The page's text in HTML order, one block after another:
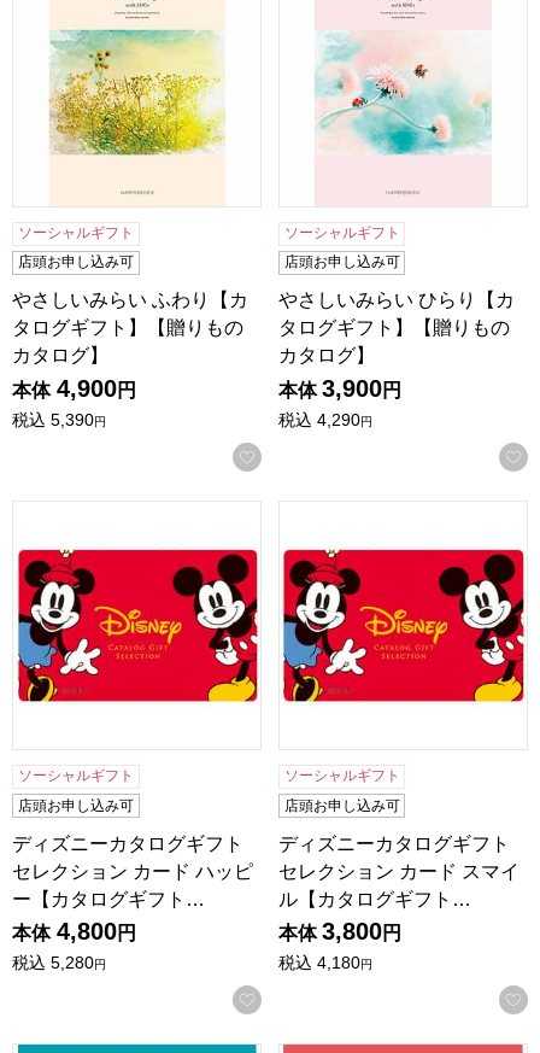
ソーシャルギフト
店頭お申し込み可
やさしいみらい ふわり【カ
タログギフト】【贈りもの
カタログ】
本体 4,900円
税込 5,390円
お気に入りに登録する
ソーシャルギフト
店頭お申し込み可
やさしいみらい ひらり【カ
タログギフト】【贈りもの
カタログ】
本体 3,900円
税込 4,290円
ソーシャルギフト
店頭お申し込み可
ディズニーカタログギフト
セレクション カード ハッピ
ー【カタログギフト…
本体 4,800円
税込 5,280円
お気に入りに登録する
ソーシャルギフト
店頭お申し込み可
ディズニーカタログギフト
セレクション カード スマイ
ル【カタログギフト…
本体 3,800円
税込 4,180円